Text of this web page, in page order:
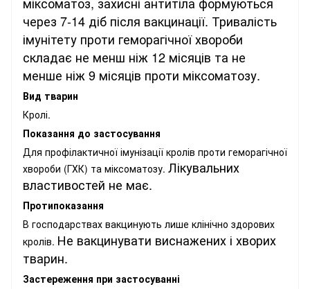
через 7-14 діб після вакцинації. Тривалість
імунітету проти геморагічної хвороби
складає не менш ніж 12 місяців та не
менше ніж 9 місяців проти міксоматозу.
Вид тварин
Кролі.
Показання до застосування
Для профілактичної імунізації кролів проти геморагічної
хвороби (ГХК) та міксоматозу. Лікувальних
властивостей не має.
Протипоказання
В господарствах вакцинують лише клінічно здорових
кролів. Не вакцинувати виснажених і хворих
тварин.
Застереження при застосуванні